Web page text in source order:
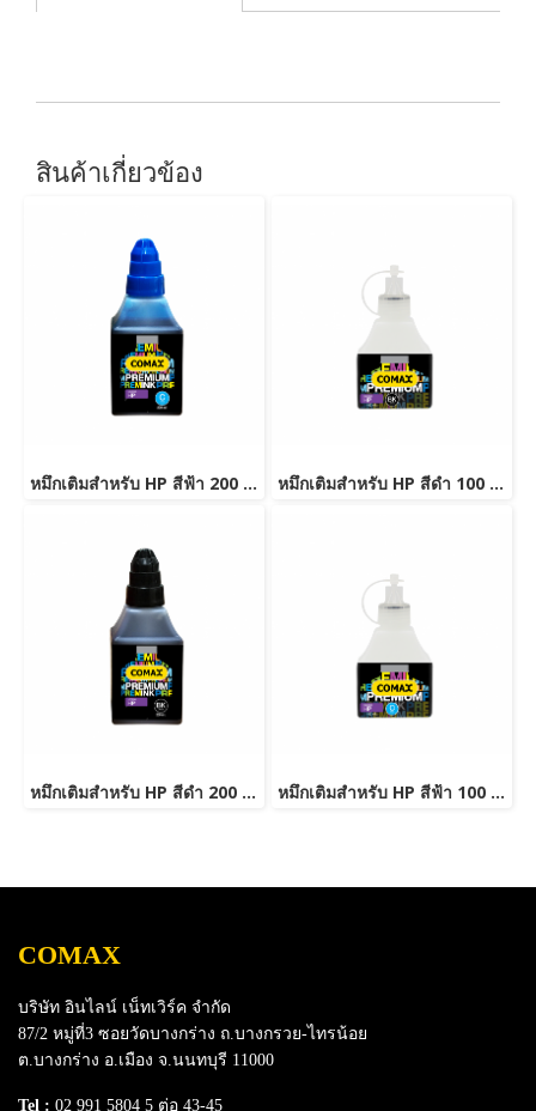
สินค้าเกี่ยวข้อง
หมึกเติมสำหรับ HP สีฟ้า 200 ml. โคแมกซ์ หมึกเติมสำหรับ HP สีดำ 100 ml. โคแมกซ์
หมึกเติมสำหรับ HP สีดำ 200 ml. โคแมกซ์ หมึกเติมสำหรับ HP สีฟ้า 100 ml. โคแมกซ์
COMAX
บริษัท อินไลน์ เน็ทเวิร์ค จำกัด
87/2 หมู่ที่3 ซอยวัดบางกร่าง ถ.บางกรวย-ไทรน้อย
ต.บางกร่าง อ.เมือง จ.นนทบุรี 11000
Tel : 02 991 5804 5 ต่อ 43-45